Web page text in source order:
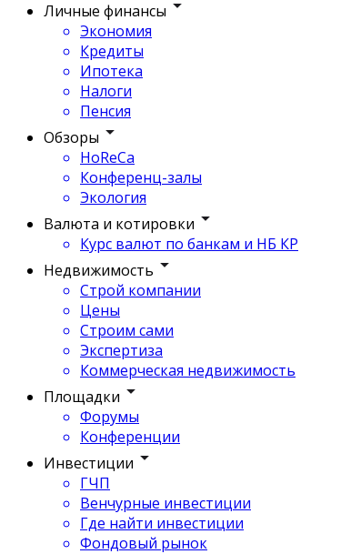
Личные финансы
Экономия
Кредиты
Ипотека
Налоги
Пенсия
Обзоры
HoReCa
Конференц-залы
Экология
Валюта и котировки
Курс валют по банкам и НБ КР
Недвижимость
Строй компании
Цены
Строим сами
Экспертиза
Коммерческая недвижимость
Площадки
Форумы
Конференции
Инвестиции
ГЧП
Венчурные инвестиции
Где найти инвестиции
Фондовый рынок